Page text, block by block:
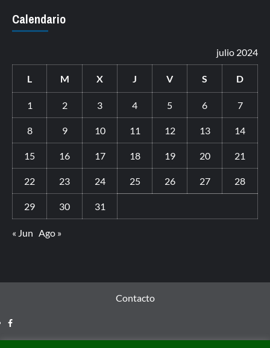
Calendario
julio 2024
L M X J V S D
1 2 3 4 5 6 7
8 9 10 11 12 13 14
15 16 17 18 19 20 21
22 23 24 25 26 27 28
29 30 31
« Jun Ago »
Contacto